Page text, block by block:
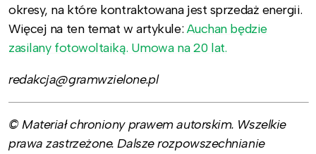
okresy, na które kontraktowana jest sprzedaż energii.
Więcej na ten temat w artykule: Auchan będzie
zasilany fotowoltaiką. Umowa na 20 lat.
redakcja@gramwzielone.pl
© Materiał chroniony prawem autorskim. Wszelkie
prawa zastrzeżone. Dalsze rozpowszechnianie